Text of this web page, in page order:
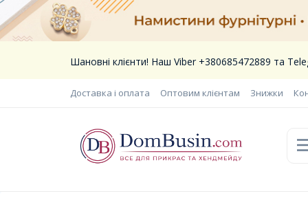
Шановні клієнти! Наш Viber +380685472889 та
Доставка і оплата Оптовим клієнтам Знижки